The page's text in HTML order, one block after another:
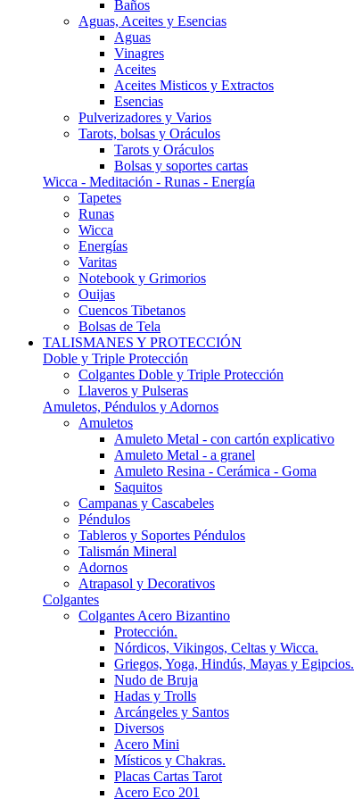
Baños
Aguas, Aceites y Esencias
Aguas
Vinagres
Aceites
Aceites Misticos y Extractos
Esencias
Pulverizadores y Varios
Tarots, bolsas y Oráculos
Tarots y Oráculos
Bolsas y soportes cartas
Wicca - Meditación - Runas - Energía
Tapetes
Runas
Wicca
Energías
Varitas
Notebook y Grimorios
Ouijas
Cuencos Tibetanos
Bolsas de Tela
TALISMANES Y PROTECCIÓN
Doble y Triple Protección
Colgantes Doble y Triple Protección
Llaveros y Pulseras
Amuletos, Péndulos y Adornos
Amuletos
Amuleto Metal - con cartón explicativo
Amuleto Metal - a granel
Amuleto Resina - Cerámica - Goma
Saquitos
Campanas y Cascabeles
Péndulos
Tableros y Soportes Péndulos
Talismán Mineral
Adornos
Atrapasol y Decorativos
Colgantes
Colgantes Acero Bizantino
Protección.
Nórdicos, Vikingos, Celtas y Wicca.
Griegos, Yoga, Hindús, Mayas y Egipcios.
Nudo de Bruja
Hadas y Trolls
Arcángeles y Santos
Diversos
Acero Mini
Místicos y Chakras.
Placas Cartas Tarot
Acero Eco 201